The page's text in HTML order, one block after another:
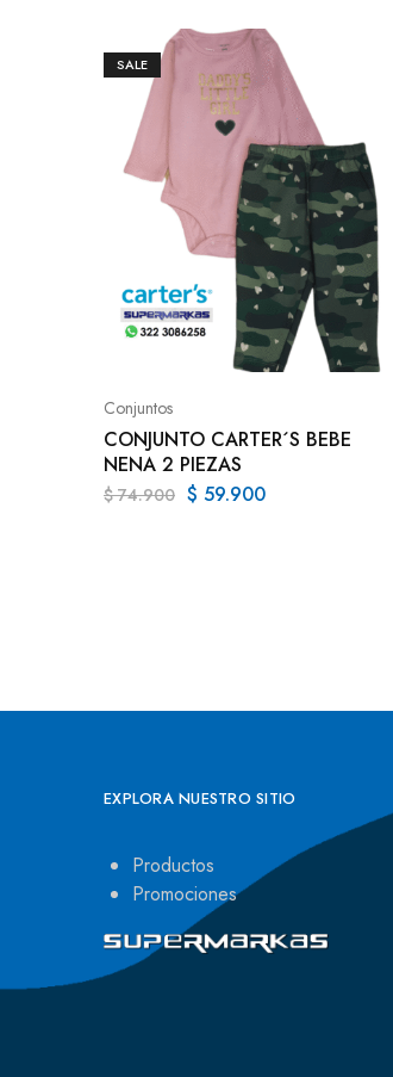
SALE
Conjuntos
CONJUNTO CARTER´S BEBE
NENA 2 PIEZAS
$74.900 $ 59.900
EXPLORA NUESTRO SITIO
Productos
Promociones